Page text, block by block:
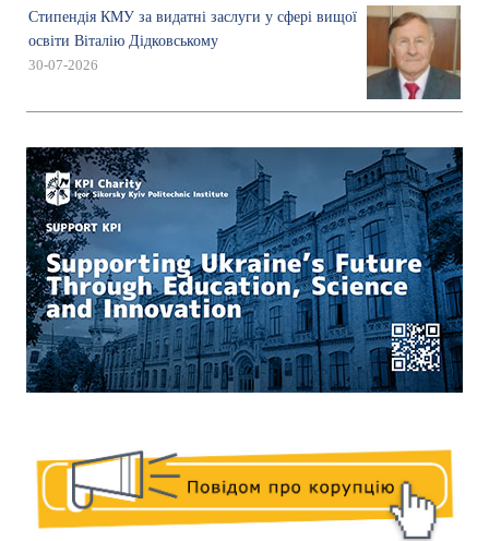
Стипендія КМУ за видатні заслуги у сфері вищої
освіти Віталію Дідковському
30-07-2026